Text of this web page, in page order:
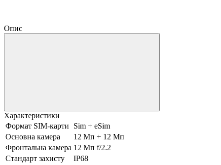
Опис
Характеристики
Формат SIM-карти
Sim + eSim
Основна камера
12 Мп + 12 Мп
Фронтальна камера 12 Мп f/2.2
Стандарт захисту
IP68